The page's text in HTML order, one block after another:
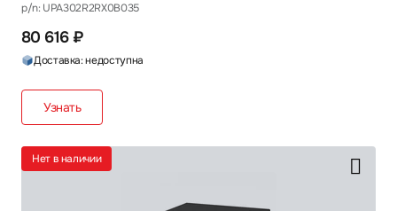
p/n: UPA302R2RX0B035
80 616 ₽
Доставка: недоступна
Узнать
Нет в наличии